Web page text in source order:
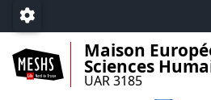
Accéder au menu principal
Accéder au contenu
Paramétrage
Maison
Sciences
UAR 3185